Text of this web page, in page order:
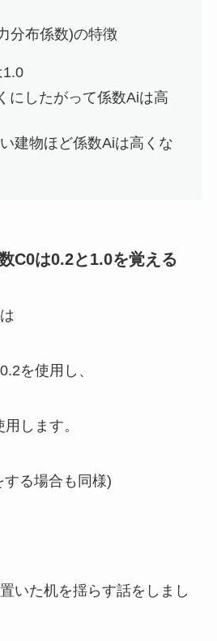
分布係数)の特徴
1.0
にしたがって係数Aiは高
建物ほど係数Aiは高くな
C0は0.2と1.0を覚える
を使用し、
します。
る場合も同様)
いた机を揺らす話をしまし